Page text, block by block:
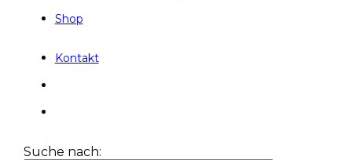
Shop
Kontakt
Suche nach: